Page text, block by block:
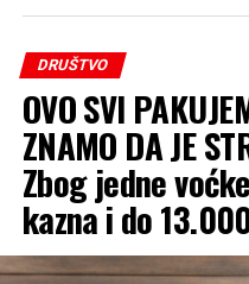
DRUŠTVO
OVO SVI
ZNAMO DA JE
Zbog jedne
kazna i do